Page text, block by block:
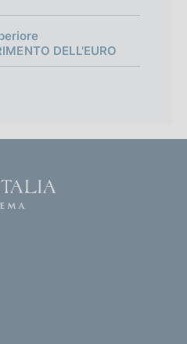
DELL'EURO